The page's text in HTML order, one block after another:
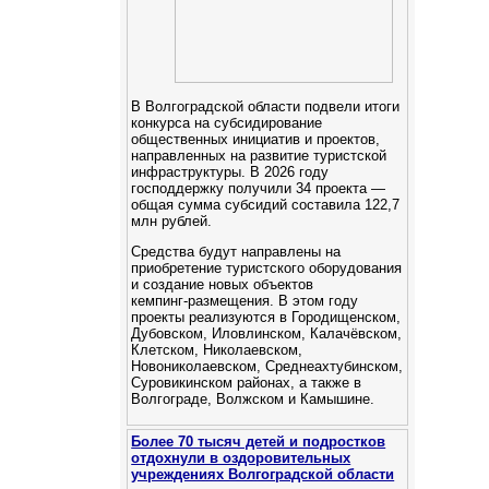
В Волгоградской области подвели итоги
конкурса на субсидирование
общественных инициатив и проектов,
направленных на развитие туристской
инфраструктуры. В 2026 году
господдержку получили 34 проекта —
общая сумма субсидий составила 122,7
млн рублей.
Средства будут направлены на
приобретение туристского оборудования
и создание новых объектов
кемпинг‑размещения. В этом году
проекты реализуются в Городищенском,
Дубовском, Иловлинском, Калачёвском,
Клетском, Николаевском,
Новониколаевском, Среднеахтубинском,
Суровикинском районах, а также в
Волгограде, Волжском и Камышине.
Более 70 тысяч детей и подростков
отдохнули в оздоровительных
учреждениях Волгоградской области